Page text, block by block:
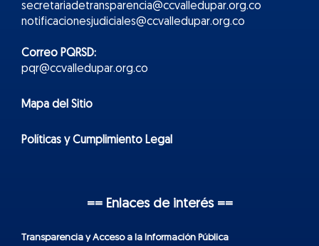
secretariadetransparencia@ccvalledupar.org.co
notificacionesjudiciales@ccvalledupar.org.co
Correo PQRSD:
pqr@ccvalledupar.org.co
Mapa del Sitio
Políticas y Cumplimiento Legal
== Enlaces de interés ==
Transparencia y Acceso a la Información Pública